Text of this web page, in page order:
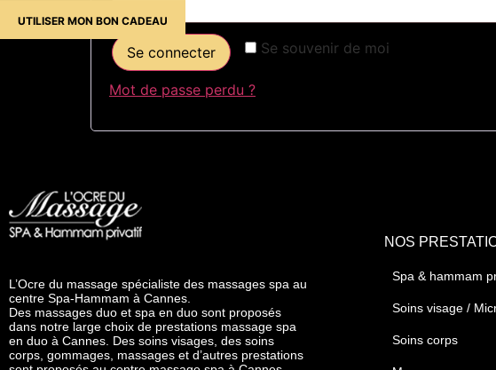
UTILISER MON BON CADEAU
Se souvenir de moi
Se connecter
Mot de passe perdu ?
L’Ocre du massage spécialiste des massages spa au
centre Spa-Hammam à Cannes.
Des massages duo et spa en duo sont proposés
dans notre large choix de prestations massage spa
en duo à Cannes. Des soins visages, des soins
corps, gommages, massages et d’autres prestations
NOS
Spa & hammam
Soins visage /
Soins corps